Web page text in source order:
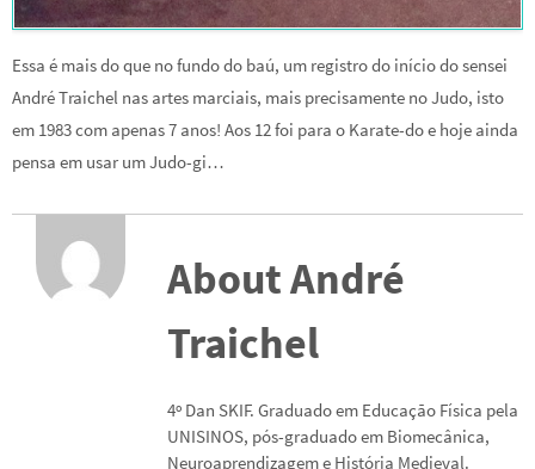
Essa é mais do que no fundo do baú, um registro do início do sensei
André Traichel nas artes marciais, mais precisamente no Judo, isto
em 1983 com apenas 7 anos! Aos 12 foi para o Karate-do e hoje ainda
pensa em usar um Judo-gi…
About André
Traichel
4º Dan SKIF. Graduado em Educação Física pela
UNISINOS, pós-graduado em Biomecânica,
Neuroaprendizagem e História Medieval.